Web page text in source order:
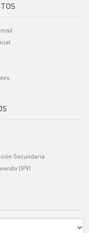
Secundaria
(IPV)